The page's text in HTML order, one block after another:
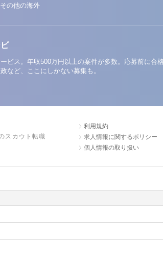
その他の海外
ビス。年収500万円以上の案件が多数。応募前に合
など、ここにしかない募集も。
スカウト転職
利用規約
求人情報に関するポリシー
個人情報の取り扱い